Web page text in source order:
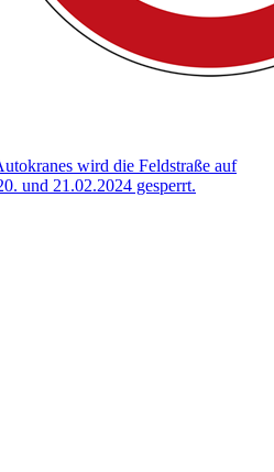
wird die Feldstraße auf
und 21.02.2024 gesperrt.